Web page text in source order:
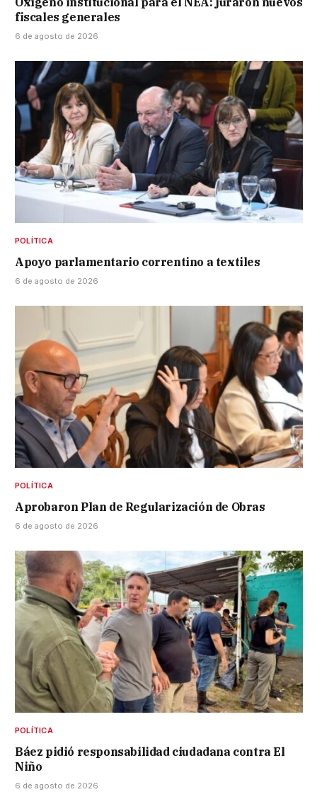
fiscales generales
6 de agosto de 2026
POLÍTICA
Apoyo parlamentario correntino a textiles
6 de agosto de 2026
POLÍTICA
Aprobaron Plan de Regularización de Obras
6 de agosto de 2026
POLÍTICA
Báez pidió responsabilidad ciudadana contra El
Niño
6 de agosto de 2026